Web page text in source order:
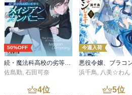
す。エルゼラスの態度がちょっと？で
ないのかもって思いました。
そろそろ終わりそうな感じはするんで
イークが魔法使いをやめちゃうのか、
くれるのか、結末が気になりますね。
次巻は9月だそう。結構早く読めそうで
50%OFF
続・魔法科高校の劣等生 メイジアン・カンパニー(11)
佐島勤, 石田可奈
今週入荷
浜千鳥, 八美☆わん
4位 5位